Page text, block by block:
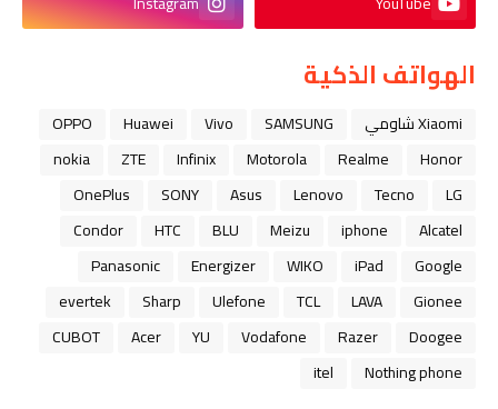
الهواتف الذكية
Xiaomi شاومي SAMSUNG
Vivo
Huawei
OPPO
Honor
Realme
Motorola
Infinix
ZTE
nokia
LG
Tecno
Lenovo
Asus
SONY
OnePlus
Alcatel
iphone
Meizu
BLU
HTC
Condor
Google
iPad
WIKO
Energizer
Panasonic
Gionee
LAVA
TCL
Ulefone
Sharp
evertek
Doogee
Razer
Vodafone
YU
Acer
CUBOT
Nothing phone
itel